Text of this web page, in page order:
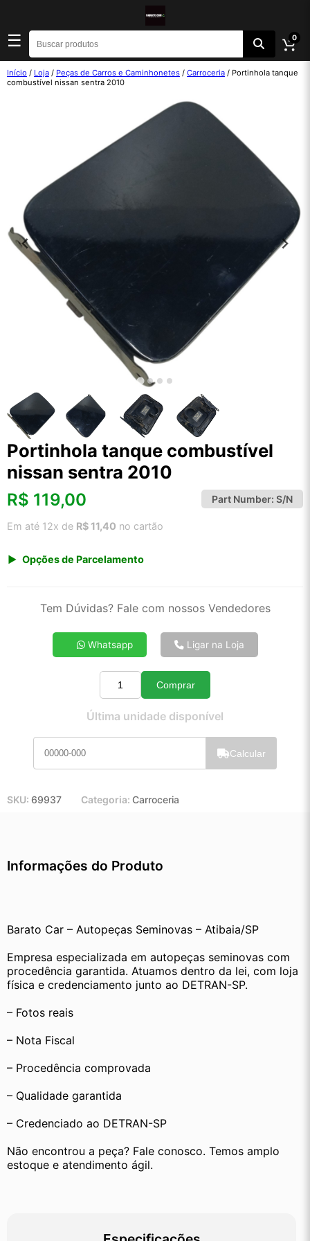
☰ 0
Início / Loja / Peças de Carros e Caminhonetes / Carroceria / Portinhola tanque
combustível nissan sentra 2010
Portinhola tanque combustível
nissan sentra 2010
R$ 119,00 Part Number: S/N
Em até 12x de R$ 11,40 no cartão
Opções de Parcelamento
2x de R$ 63,78
4x de R$ 32,35
5x de R$ 26,06
10x de R$ 13,48
11x de R$ 12,39
Tem Dúvidas? Fale com nossos Vendedores
Whatsapp Ligar na Loja
Quantidade
Comprar
Última unidade disponível
Calcular
SKU: 69937 Categoria: Carroceria
Informações do Produto
Barato Car – Autopeças Seminovas – Atibaia/SP
Empresa especializada em autopeças seminovas com
procedência garantida. Atuamos dentro da lei, com loja
física e credenciamento junto ao DETRAN-SP.
– Fotos reais
– Nota Fiscal
– Procedência comprovada
– Qualidade garantida
– Credenciado ao DETRAN-SP
Não encontrou a peça? Fale conosco. Temos amplo
estoque e atendimento ágil.